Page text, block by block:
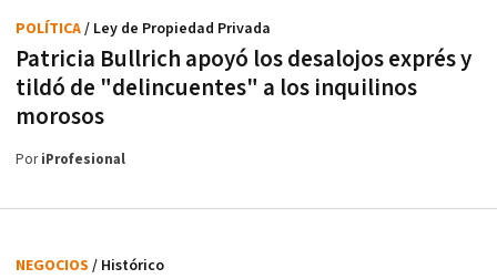
Patricia Bullrich apoyó los desalojos exprés y
tildó de "delincuentes" a los inquilinos
morosos
POLÍTICA/ Ley de Propiedad Privada
PoriProfesional
NEGOCIOS / Histórico